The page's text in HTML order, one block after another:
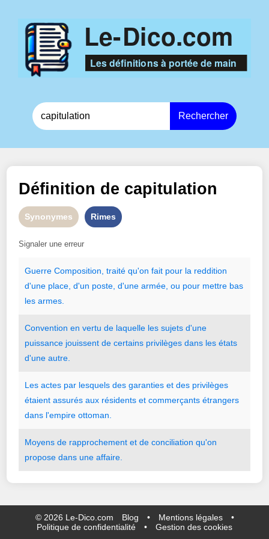
Rechercher
Définition de capitulation
Synonymes Rimes
Signaler une erreur
Guerre Composition ,traité qu'on fait pour la reddition
d'une place ,d'un poste ,d'une armée ,ou pour mettre bas
les armes.
Convention en vertu de laquelle les sujets d'une
puissance jouissent de certains privilèges dans les états
d'une autre.
Les actes par lesquels des garanties et des privilèges
étaient assurés aux résidents et commerçants étrangers
dans l'empire ottoman.
Moyens de rapprochement et de conciliation qu'on
propose dans une affaire.
© 2026 Le-Dico.com Blog • Mentions légales
•
Politique de confidentialité
• Gestion des cookies